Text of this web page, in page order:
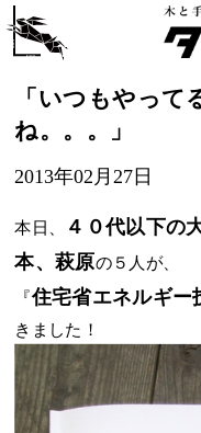
「いつもやって
ね。。。」
2013年02月27日
本日、 ４０代以下の
本、萩原の５人が、
『住宅省エネルギー
きました！